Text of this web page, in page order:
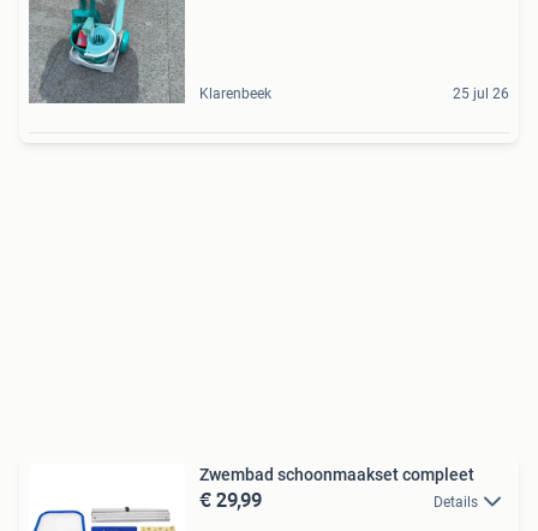
Klarenbeek 25 jul 26
Zwembad schoonmaakset compleet
€ 29,99 Details